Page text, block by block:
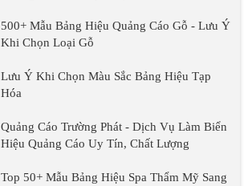
500+ Mẫu Bảng Hiệu Quảng Cáo Gỗ - Lưu Ý
Khi Chọn Loại Gỗ
Lưu Ý Khi Chọn Màu Sắc Bảng Hiệu Tạp
Hóa
Quảng Cáo Trường Phát - Dịch Vụ Làm Biển
Hiệu Quảng Cáo Uy Tín, Chất Lượng
Top 50+ Mẫu Bảng Hiệu Spa Thẩm Mỹ Sang